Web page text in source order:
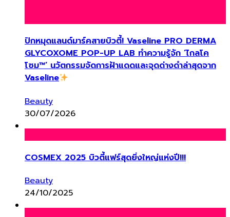
ปักหมุดแลนด์มาร์คสายบิวตี้! Vaseline PRO DERMA
GLYCOXOME POP-UP LAB ทำความรู้จัก ‘ไกลโค
โซม™’ นวัตกรรมจัดการฝ้าแดดและจุดด่างดำล่าสุดจาก
Vaseline
Beauty
30/07/2026
COSMEX 2025 บิวตี้แฟร์สุดยิ่งใหญ่แห่งปี!!!
Beauty
24/10/2025